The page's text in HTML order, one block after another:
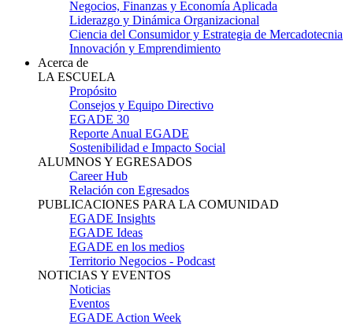
Negocios, Finanzas y Economía Aplicada
Liderazgo y Dinámica Organizacional
Ciencia del Consumidor y Estrategia de Mercadotecnia
Innovación y Emprendimiento
Acerca de
LA ESCUELA
Propósito
Consejos y Equipo Directivo
EGADE 30
Reporte Anual EGADE
Sostenibilidad e Impacto Social
ALUMNOS Y EGRESADOS
Career Hub
Relación con Egresados
PUBLICACIONES PARA LA COMUNIDAD
EGADE Insights
EGADE Ideas
EGADE en los medios
Territorio Negocios - Podcast
NOTICIAS Y EVENTOS
Noticias
Eventos
EGADE Action Week